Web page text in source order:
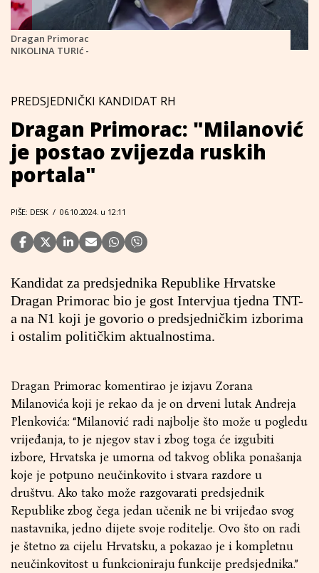
Dragan Primorac
NIKOLINA TURIć -
PREDSJEDNIČKI KANDIDAT RH
Dragan Primorac: "Milanović
je postao zvijezda ruskih
portala"
PIŠE: DESK / 06.10.2024. u 12:11
Kandidat za predsjednika Republike Hrvatske
Dragan Primorac bio je gost Intervjua tjedna TNT-
a na N1 koji je govorio o predsjedničkim izborima
i ostalim političkim aktualnostima.
Dragan Primorac komentirao je izjavu Zorana
Milanovića koji je rekao da je on drveni lutak Andreja
Plenkovića: “Milanović radi najbolje što može u pogledu
vrijeđanja, to je njegov stav i zbog toga će izgubiti
izbore, Hrvatska je umorna od takvog oblika ponašanja
koje je potpuno neučinkovito i stvara razdore u
društvu. Ako tako može razgovarati predsjednik
Republike zbog čega jedan učenik ne bi vrijeđao svog
nastavnika, jedno dijete svoje roditelje. Ovo što on radi
je štetno za cijelu Hrvatsku, a pokazao je i kompletnu
neučinkovitost u funkcioniraju funkcije predsjednika.”